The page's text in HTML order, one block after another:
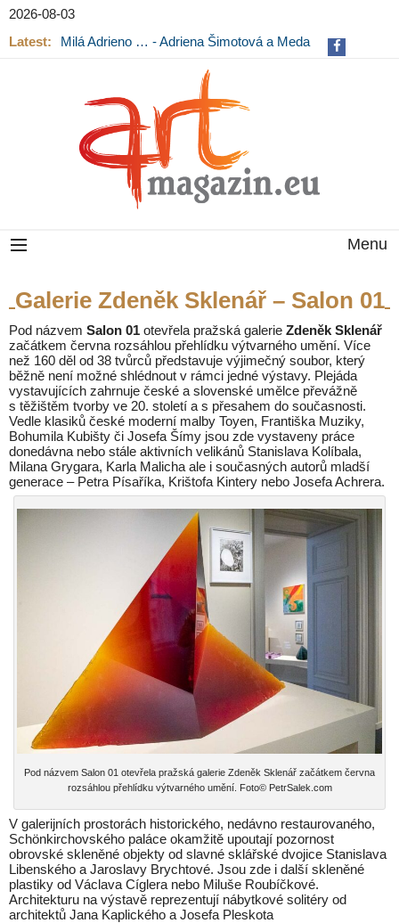
2026-08-03
Latest:
Milá Adrieno … - Adriena Šimotová a Meda
Menu
Galerie Zdeněk Sklenář – Salon 01
Pod názvem Salon 01 otevřela pražská galerie Zdeněk Sklenář
začátkem června rozsáhlou přehlídku výtvarného umění. Více
než 160 děl od 38 tvůrců představuje výjimečný soubor, který
běžně není možné shlédnout v rámci jedné výstavy. Plejáda
vystavujících zahrnuje české a slovenské umělce převážně
s těžištěm tvorby ve 20. století a s přesahem do současnosti.
Vedle klasiků české moderní malby Toyen, Františka Muziky,
Bohumila Kubišty či Josefa Šímy jsou zde vystaveny práce
donedávna nebo stále aktivních velikánů Stanislava Kolíbala,
Milana Grygara, Karla Malicha ale i současných autorů mladší
generace – Petra Písaříka, Krištofa Kintery nebo Josefa Achrera.
Pod názvem Salon 01 otevřela pražská galerie Zdeněk Sklenář začátkem června
rozsáhlou přehlídku výtvarného umění. Foto© PetrSalek.com
V galerijních prostorách historického, nedávno restaurovaného,
Schönkirchovského paláce okamžitě upoutají pozornost
obrovské skleněné objekty od slavné sklářské dvojice Stanislava
Libenského a Jaroslavy Brychtové. Jsou zde i další skleněné
plastiky od Václava Cíglera nebo Miluše Roubíčkové.
Architekturu na výstavě reprezentují nábytkové solitéry od
architektů Jana Kaplického a Josefa Pleskota